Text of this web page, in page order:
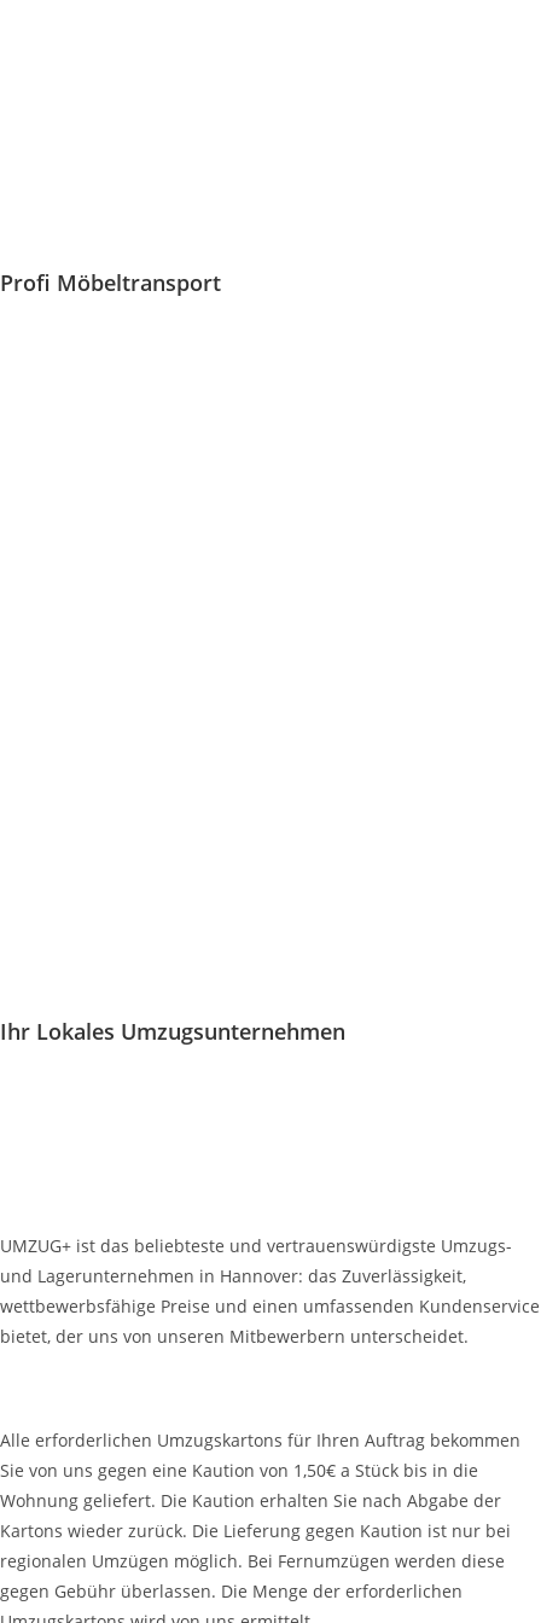
Profi Möbeltransport
Ihr Lokales Umzugsunternehmen
UMZUG+ ist das beliebteste und vertrauenswürdigste Umzugs-
und Lagerunternehmen in Hannover: das Zuverlässigkeit,
wettbewerbsfähige Preise und einen umfassenden Kundenservice
bietet, der uns von unseren Mitbewerbern unterscheidet.
Alle erforderlichen Umzugskartons für Ihren Auftrag bekommen
Sie von uns gegen eine Kaution von 1,50€ a Stück bis in die
Wohnung geliefert. Die Kaution erhalten Sie nach Abgabe der
Kartons wieder zurück. Die Lieferung gegen Kaution ist nur bei
regionalen Umzügen möglich. Bei Fernumzügen werden diese
gegen Gebühr überlassen. Die Menge der erforderlichen